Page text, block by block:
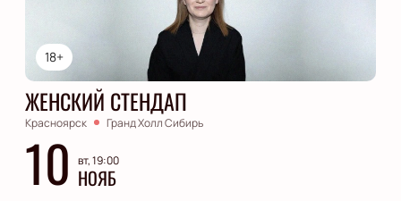
18+
ЖЕНСКИЙ СТЕНДАП
Красноярск Гранд Холл Сибирь
10 вт, 19:00
НОЯБ